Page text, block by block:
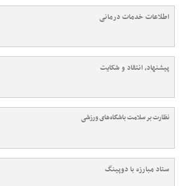
اطلاعات خدمات درمانی
پیشنهاد، انتقاد و شکایت
نظارت بر سلامت باشگاه‌های ورزشی
ستاد مبارزه با دوپینگ